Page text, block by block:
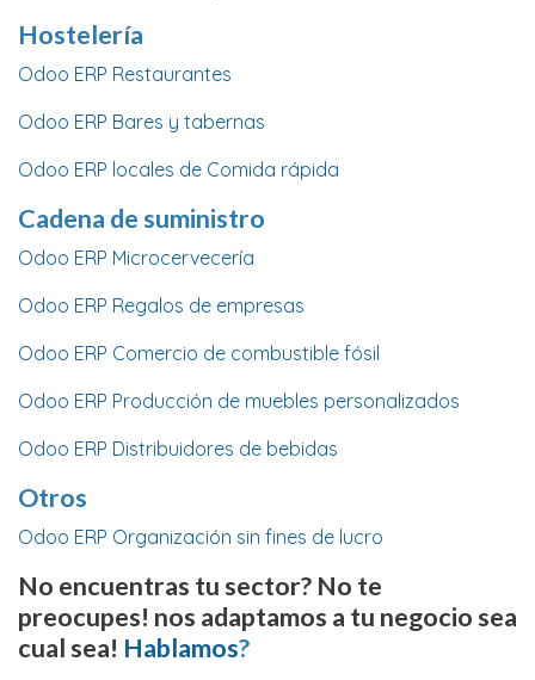
Hostelería
Odoo ERP Restaurantes
Odoo ERP Bares y tabernas
Odoo ERP locales de Comida rápida
Cadena de suministro
Odoo ERP Microcervecería
Odoo ERP Regalos de empresas
Odoo ERP Comercio de combustible fósil
Odoo ERP Producción de muebles personalizados
Odoo ERP Distribuidores de bebidas
Otros
Odoo ERP Organización sin fines de lucro
No encuentras tu sector? No te
preocupes! nos adaptamos a tu negocio sea
cual sea! Hablamos?